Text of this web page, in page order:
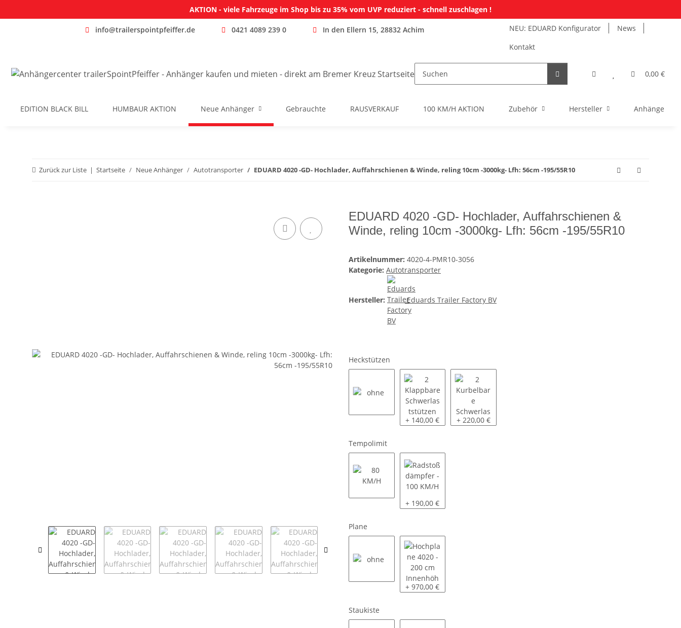
AKTION - viele Fahrzeuge im Shop bis zu 35% vom UVP reduziert - schnell zuschlagen !
info@trailerspointpfeiffer.de 0421 4089 239 0 In den Ellern 15, 28832 Achim NEU: EDUARD Konfigurator
News
Kontakt
0,00 €
EDITION BLACK BILL HUMBAUR AKTION Neue Anhänger Gebrauchte RAUSVERKAUF 100 KM/H AKTION Zubehör Hersteller Anhänger
Zurück zur Liste Startseite Neue Anhänger Autotransporter EDUARD 4020 -GD- Hochlader, Auffahrschienen & Winde, reling 10cm -3000kg- Lfh: 56cm -195/55R10
EDUARD 4020 -GD- Hochlader, Auffahrschienen &
Winde, reling 10cm -3000kg- Lfh: 56cm -195/55R10
Artikelnummer: 4020-4-PMR10-3056
Kategorie: Autotransporter
Hersteller: Eduards Trailer Factory BV
Heckstützen
2 Klappbare Schwerlaststützen
+ 140,00 € 2 Kurbelbare Schwerlaststützen
+ 220,00 €
Tempolimit
Radstoßdämpfer - 100 KM/H
+ 190,00 €
Plane
Hochplane 4020 - 200 cm Innenhöhe SP-Line - GRAU ( andere Farben auf
+ 970,00 €
Staukiste